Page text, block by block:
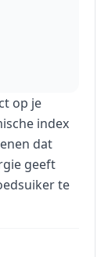
op je
index
dat
geeft
te